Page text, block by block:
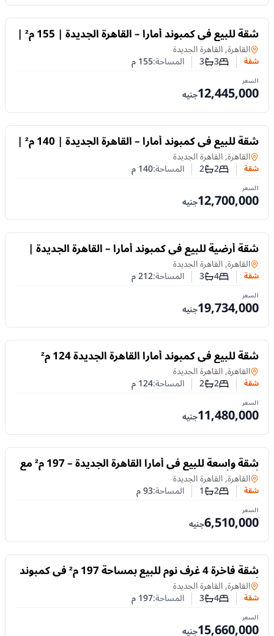
للبيع شقة للبيع في كمبوند أمارا – القاهرة الجديدة | 155 م² |
3 غرف نوم | تشطيب كامل | تقسيط حتى 10 سنواتشقةفي
القاهرة, القاهرة الجديدة
شقة عدد غرف النوم
3عدد الحمامات
3 المساحة:155م
السعر
12,445,000جنيه
للبيع شقة للبيع في كمبوند أمارا – القاهرة الجديدة | 140 م² |
غرفتان | تشطيب كامل | تقسيط حتى 10 سنوات
شقةفي
القاهرة, القاهرة الجديدة
شقة عدد غرف النوم
2عدد الحمامات
2 المساحة:140م
السعر
12,700,000جنيه
للبيع
شقة أرضية للبيع في كمبوند أمارا – القاهرة الجديدة |
212 م² | 4 غرف | تشطيب كامل | تقسيط حتى
10سنوات
شقةفي
القاهرة, القاهرة الجديدة
شقة عدد غرف النوم
4عدد الحمامات
3 المساحة:212م
السعر
19,734,000جنيه
للبيع شقة للبيع في كمبوند أمارا القاهرة الجديدة 124 م²
غرفتين نوم بتشطيب كامل وتقسيط حتى 10 سنوات
شقةفي
القاهرة, القاهرة الجديدة
شقة عدد غرف النوم
2عدد الحمامات
2 المساحة:124م
السعر
11,480,000جنيه
للبيع شقة واسعة للبيع في أمارا القاهرة الجديدة – 197 م² مع
أفضل أنظمة التقسيط
شقةفي
القاهرة, القاهرة الجديدة
شقة عدد غرف النوم
2عدد الحمامات
1 المساحة:93م
السعر
6,510,000جنيه
للبيع شقة فاخرة 4 غرف نوم للبيع بمساحة 197 م² في كمبوند
أمارا – القاهرة الجديدة
شقةفي
القاهرة, القاهرة الجديدة
شقة عدد غرف النوم
4عدد الحمامات
3 المساحة:197م
السعر
15,660,000جنيه